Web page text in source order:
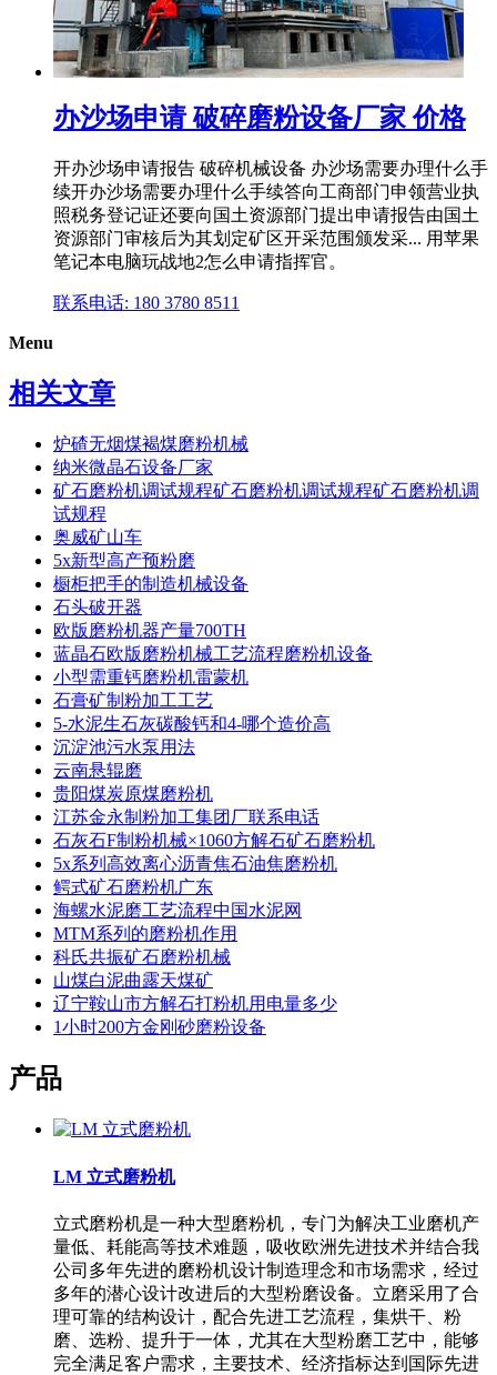
办沙场申请 破碎磨粉设备厂家 价格
开办沙场申请报告 破碎机械设备 办沙场需要办理什么手
续开办沙场需要办理什么手续答向工商部门申领营业执
照税务登记证还要向国土资源部门提出申请报告由国土
资源部门审核后为其划定矿区开采范围颁发采... 用苹果
笔记本电脑玩战地2怎么申请指挥官。
联系电话: 180 3780 8511
Menu
相关文章
炉碴无烟煤褐煤磨粉机械
纳米微晶石设备厂家
矿石磨粉机调试规程矿石磨粉机调试规程矿石磨粉机调
试规程
奥威矿山车
5x新型高产预粉磨
橱柜把手的制造机械设备
石头破开器
欧版磨粉机器产量700TH
蓝晶石欧版磨粉机械工艺流程磨粉机设备
小型需重钙磨粉机雷蒙机
石膏矿制粉加工工艺
5-水泥生石灰碳酸钙和4-哪个造价高
沉淀池污水泵用法
云南悬辊磨
贵阳煤炭原煤磨粉机
江苏金永制粉加工集团厂联系电话
石灰石F制粉机械×1060方解石矿石磨粉机
5x系列高效离心沥青焦石油焦磨粉机
鳄式矿石磨粉机广东
海螺水泥磨工艺流程中国水泥网
MTM系列的磨粉机作用
科氏共振矿石磨粉机械
山煤白泥曲露天煤矿
辽宁鞍山市方解石打粉机用电量多少
1小时200方金刚砂磨粉设备
产品
LM 立式磨粉机
立式磨粉机是一种大型磨粉机，专门为解决工业磨机产
量低、耗能高等技术难题，吸收欧洲先进技术并结合我
公司多年先进的磨粉机设计制造理念和市场需求，经过
多年的潜心设计改进后的大型粉磨设备。立磨采用了合
理可靠的结构设计，配合先进工艺流程，集烘干、粉
磨、选粉、提升于一体，尤其在大型粉磨工艺中，能够
完全满足客户需求，主要技术、经济指标达到国际先进